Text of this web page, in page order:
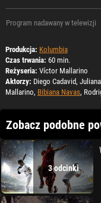
Program nadawany w telewizji
Produkcja: Kolumbia
Czas trwania: 60 min.
Reżyseria: Víctor Mallarino
Aktorzy: Diego Cadavid,
Mallarino, Bibiana Navas,
Zobacz podobne
3 odcinki